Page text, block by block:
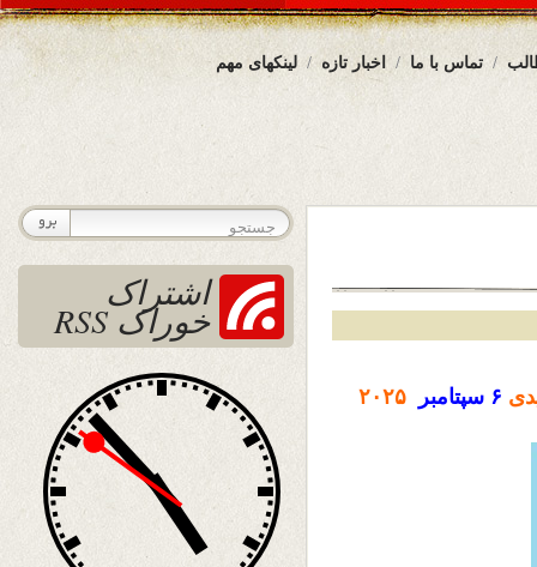
لینکهای مهم اخبار تازه تماس با ما
۶ سپتامبر ۲۰۲۵
اشتراک
خوراک RSS